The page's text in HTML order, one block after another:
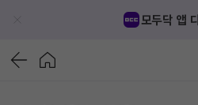
모두닥 앱